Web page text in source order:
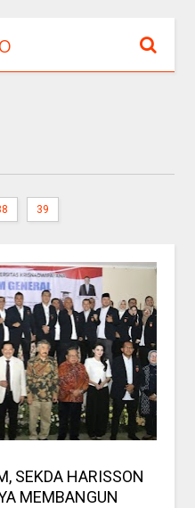
39
SEKDA HARISSON
MEMBANGUN